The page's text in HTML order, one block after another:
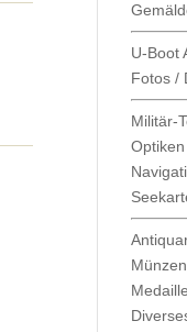
U-Boot
Fotos /
Militär-
Optiken
Münzen